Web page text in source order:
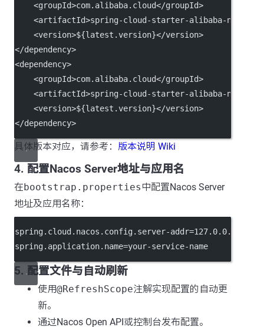
    <
groupId>com.alibaba.cloud</groupId>
    <
artifactId>spring-cloud-starter-alibaba-nacos-
    <
version>${latest.version}</version>
</dependency>
<dependency>
    <
groupId>com.alibaba.cloud</groupId>
    <
artifactId>spring-cloud-starter-alibaba-nacos-
    <
version>${latest.version}</version>
</dependency>
具体版本对应，请参考： 版本说明 Wiki
4. 配置Nacos Server地址与应用名
在bootstrap.properties 中配置Nacos Server
地址及应用名称：
spring.cloud.nacos.config.server-addr=127.0.0.1:8848
spring.application.name=your-service-name
5. 配置文件与自动刷新
使用@RefreshScope注解实现配置的自动更
新。
通过Nacos Open API或控制台发布配置。